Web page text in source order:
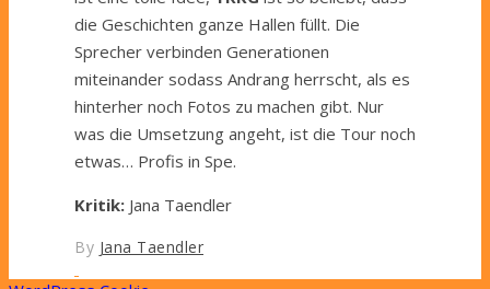
die Geschichten ganze Hallen füllt. Die
Sprecher verbinden Generationen
miteinander sodass Andrang herrscht, als es
hinterher noch Fotos zu machen gibt. Nur
was die Umsetzung angeht, ist die Tour noch
etwas… Profis in Spe.
Kritik: Jana Taendler
By Jana Taendler